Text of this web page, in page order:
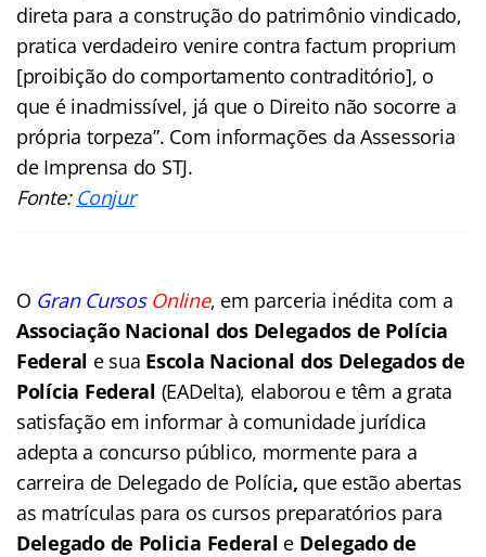
direta para a construção do patrimônio vindicado,
pratica verdadeiro venire contra factum proprium
[proibição do comportamento contraditório], o
que é inadmissível, já que o Direito não socorre a
própria torpeza”. Com informações da Assessoria
de Imprensa do STJ.
Fonte: Conjur
O Gran Cursos Online, em parceria inédita com a
Associação Nacional dos Delegados de Polícia
Federal e sua Escola Nacional dos Delegados de
Polícia Federal (EADelta), elaborou e têm a grata
satisfação em informar à comunidade jurídica
adepta a concurso público, mormente para a
carreira de Delegado de Polícia, que estão abertas
as matrículas para os cursos preparatórios para
Delegado de Policia Federal e Delegado de